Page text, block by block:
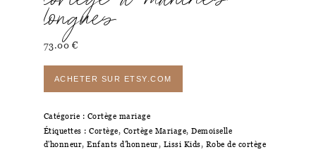
longues
73.00 €
ACHETER SUR ETSY.COM
Catégorie : Cortège mariage
Étiquettes : Cortège, Cortège Mariage, Demoiselle
d'honneur, Enfants d'honneur, Lissi Kids, Robe de cortège